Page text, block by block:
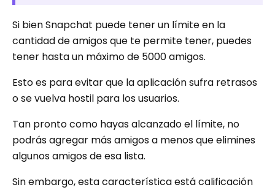
Si bien Snapchat puede tener un límite en la
cantidad de amigos que te permite tener, puedes
tener hasta un máximo de 5000 amigos.
Esto es para evitar que la aplicación sufra retrasos
o se vuelva hostil para los usuarios.
Tan pronto como hayas alcanzado el límite, no
podrás agregar más amigos a menos que elimines
algunos amigos de esa lista.
Sin embargo, esta característica está calificación